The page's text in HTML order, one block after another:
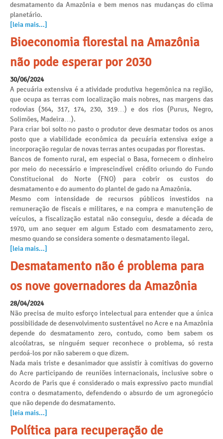
desmatamento da Amazônia e bem menos nas mudanças do clima
planetário.
[leia mais...]
Bioeconomia florestal na Amazônia
não pode esperar por 2030
30/06/2024
A pecuária extensiva é a atividade produtiva hegemônica na região,
que ocupa as terras com localização mais nobres, nas margens das
rodovias (364, 317, 174, 230, 319…) e dos rios (Purus, Negro,
Solimões, Madeira…).
Para criar boi solto no pasto o produtor deve desmatar todos os anos
posto que a viabilidade econômica da pecuária extensiva exige a
incorporação regular de novas terras antes ocupadas por florestas.
Bancos de fomento rural, em especial o Basa, fornecem o dinheiro
por meio do necessário e imprescindível crédito oriundo do Fundo
Constitucional do Norte (FNO) para cobrir os custos do
desmatamento e do aumento do plantel de gado na Amazônia.
Mesmo com intensidade de recursos públicos investidos na
remuneração de fiscais e militares, e na compra e manutenção de
veículos, a fiscalização estatal não conseguiu, desde a década de
1970, um ano sequer em algum Estado com desmatamento zero,
mesmo quando se considera somente o desmatamento ilegal.
[leia mais...]
Desmatamento não é problema para
os nove governadores da Amazônia
28/04/2024
Não precisa de muito esforço intelectual para entender que a única
possibilidade de desenvolvimento sustentável no Acre e na Amazônia
depende do desmatamento zero, contudo, como bem sabem os
alcoólatras, se ninguém sequer reconhece o problema, só resta
perdoá-los por não saberem o que dizem.
Nada mais triste e desanimador que assistir à comitivas do governo
do Acre participando de reuniões internacionais, inclusive sobre o
Acordo de Paris que é considerado o mais expressivo pacto mundial
contra o desmatamento, defendendo o absurdo de um agronegócio
que não depende do desmatamento.
[leia mais...]
Política para recuperação de